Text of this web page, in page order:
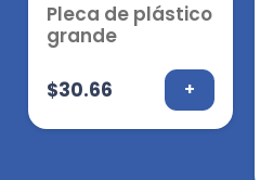
Pleca de plástico
grande
$30.66 +